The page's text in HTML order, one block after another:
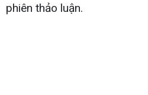
phiên thảo luận.